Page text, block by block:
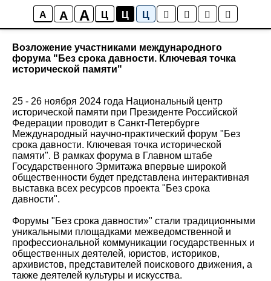
A A A Ц Ц Ц
Новости
Возложение участниками международного
форума "Без срока давности. Ключевая точка
исторической памяти"
25 - 26 ноября 2024 года Национальный центр
исторической памяти при Президенте Российской
Федерации проводит в Санкт-Петербурге
Международный научно-практический форум "Без
срока давности. Ключевая точка исторической
памяти". В рамках форума в Главном штабе
Государственного Эрмитажа впервые широкой
общественности будет представлена интерактивная
выставка всех ресурсов проекта "Без срока
давности".
Форумы "Без срока давности»" стали традиционными
уникальными площадками межведомственной и
профессиональной коммуникации государственных и
общественных деятелей, юристов, историков,
архивистов, представителей поискового движения, а
также деятелей культуры и искусства.